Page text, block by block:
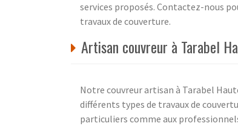
services proposés. Contactez-nous
travaux de couverture.
Artisan couvreur à Tarabel
Notre couvreur artisan à Tarabel
différents types de travaux de
particuliers comme aux